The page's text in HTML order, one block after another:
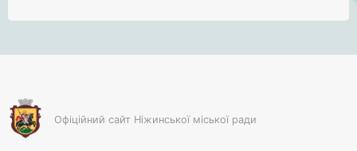
Офіційний сайт Ніжинської міської ради